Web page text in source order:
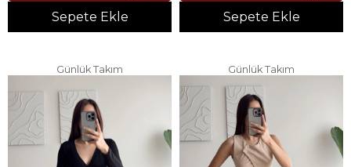
Sepete Ekle Sepete Ekle
Günlük Takım Günlük Takım